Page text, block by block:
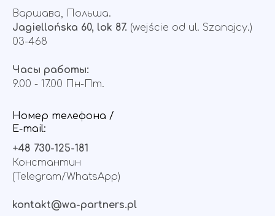
Варшава, Польша.
Jagiellońska 60, lok 87. (wejście od ul. Szanajcy.)
03-468
Часы работы:
9.00 - 17.00 Пн-Пт.
Номер телефона /
E-mail:
+48 730-125-181
Константин
(Telegram/WhatsApp)
kontakt@wa-partners.pl